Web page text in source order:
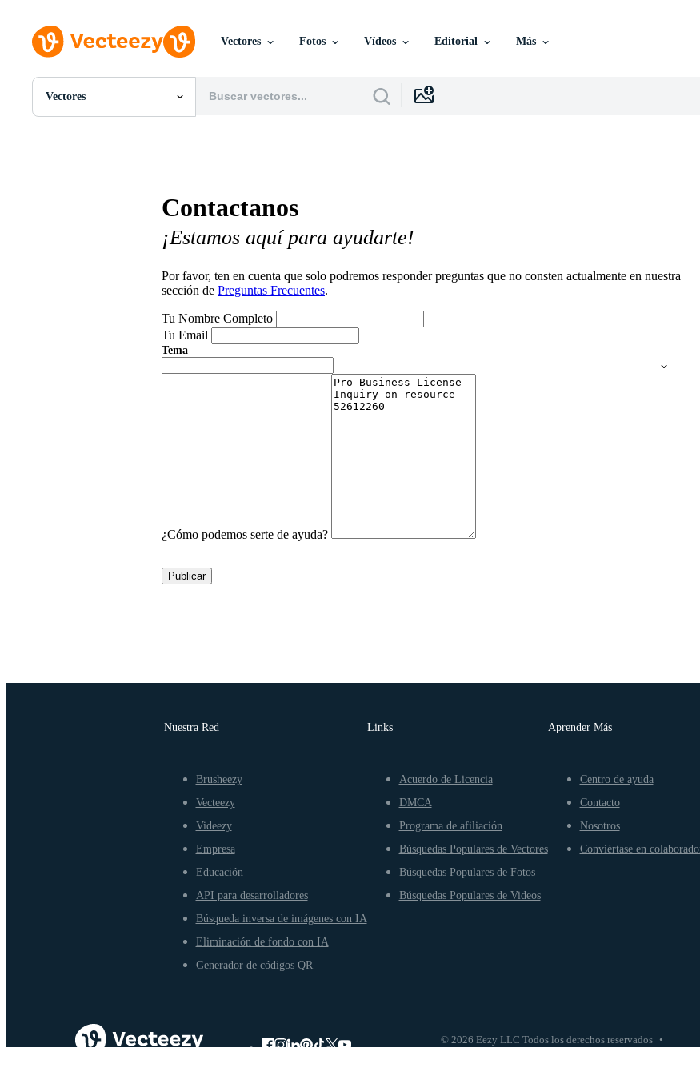
Vectores Fotos Vídeos Editorial Más
Vectores
Todas Imágenes
Gráficos en Movimiento
Contactanos
¡Estamos aquí para ayudarte!
Por favor, ten en cuenta que solo podremos responder preguntas que no consten actualmente en nuestra
sección de Preguntas Frecuentes.
Tu Nombre Completo
Tu Email
Tema
¿Cómo podemos serte de ayuda?
Publicar
Nuestra Red
Brusheezy
Vecteezy
Videezy
Empresa
Educación
API para desarrolladores
Búsqueda inversa de imágenes con IA
Eliminación de fondo con IA
Generador de códigos QR
Links
Acuerdo de Licencia
DMCA
Programa de afiliación
Búsquedas Populares de Vectores
Búsquedas Populares de Fotos
Búsquedas Populares de Videos
Aprender Más
Centro de ayuda
Contacto
Nosotros
Conviértase en
© 2026 Eezy LLC Todos los derechos reservados •